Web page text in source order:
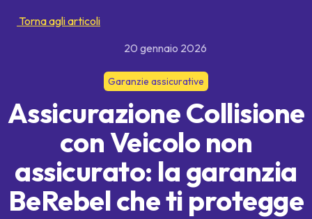
Torna agli articoli
20 gennaio 2026
Garanzie assicurative
Assicurazione Collisione
con Veicolo non
assicurato: la garanzia
BeRebel che ti protegge